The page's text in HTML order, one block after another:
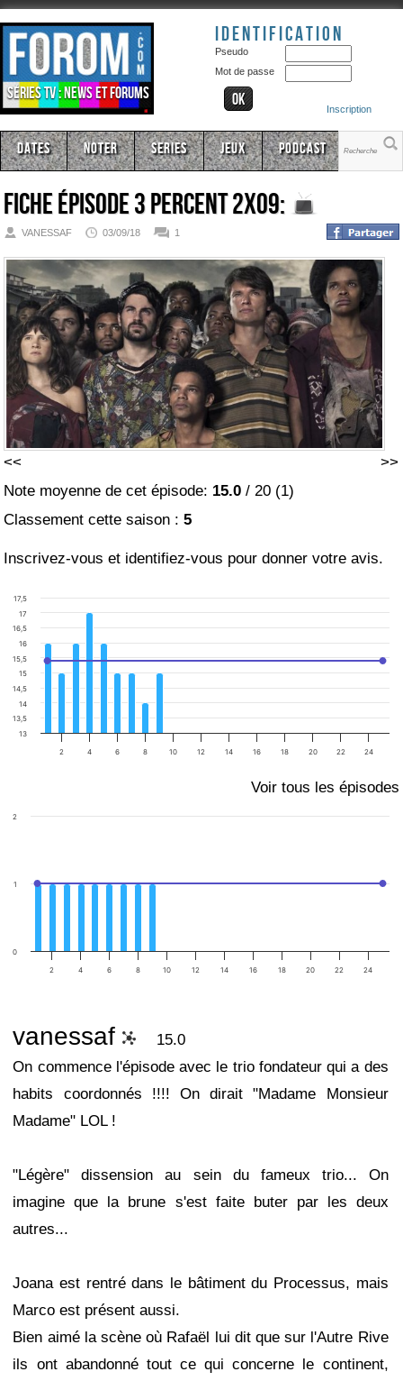
Séries TV : news et forums
Identification
Pseudo
Mot de passe
Inscription
Dates Noter Series Jeux Podcast
Fiche épisode3 Percent 2x09:
VANESSAF 03/09/18 1
<<
>>
Note moyenne de cet épisode: 15.0 / 20 (1)
Classement cette saison :5
Inscrivez-vous et identifiez-vous pour donner votre avis.
2 4 6 8 10 12 14 16 18 20 22 24
13
13,5
14
14,5
15
15,5
16
16,5
17
17,5
Voir tous les épisodes
2 4 6 8 10 12 14 16 18 20 22 24
0
1
2
vanessaf
15.0
On commence l'épisode avec le trio fondateur qui a des
habits coordonnés !!!! On dirait "Madame Monsieur
Madame" LOL !
"Légère" dissension au sein du fameux trio... On
imagine que la brune s'est faite buter par les deux
autres...
Joana est rentré dans le bâtiment du Processus, mais
Marco est présent aussi.
Bien aimé la scène où Rafaël lui dit que sur l'Autre Rive
ils ont abandonné tout ce qui concerne le continent,